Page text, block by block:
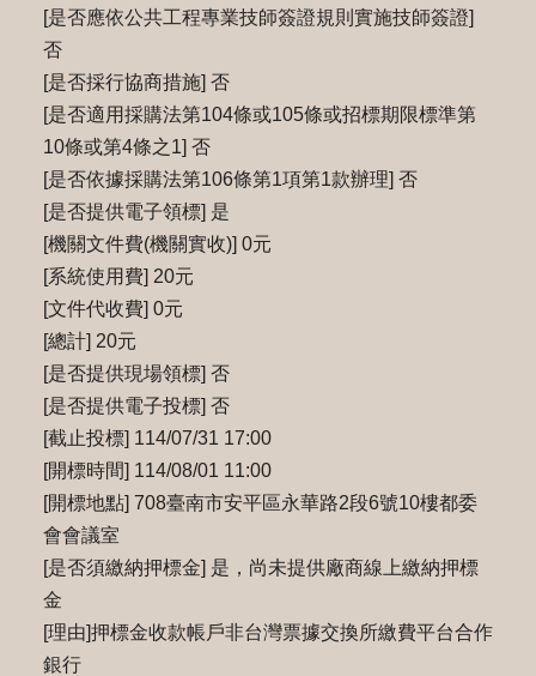
[是否應依公共工程專業技師簽證規則實施技師簽證]
否
[是否採行協商措施] 否
[是否適用採購法第104條或105條或招標期限標準第
10條或第4條之1] 否
[是否依據採購法第106條第1項第1款辦理] 否
[是否提供電子領標] 是
[機關文件費(機關實收)] 0元
[系統使用費] 20元
[文件代收費] 0元
[總計] 20元
[是否提供現場領標] 否
[是否提供電子投標] 否
[截止投標] 114/07/31 17:00
[開標時間] 114/08/01 11:00
[開標地點] 708臺南市安平區永華路2段6號10樓都委
會會議室
[是否須繳納押標金] 是，尚未提供廠商線上繳納押標
金
[理由]押標金收款帳戶非台灣票據交換所繳費平台合作
銀行